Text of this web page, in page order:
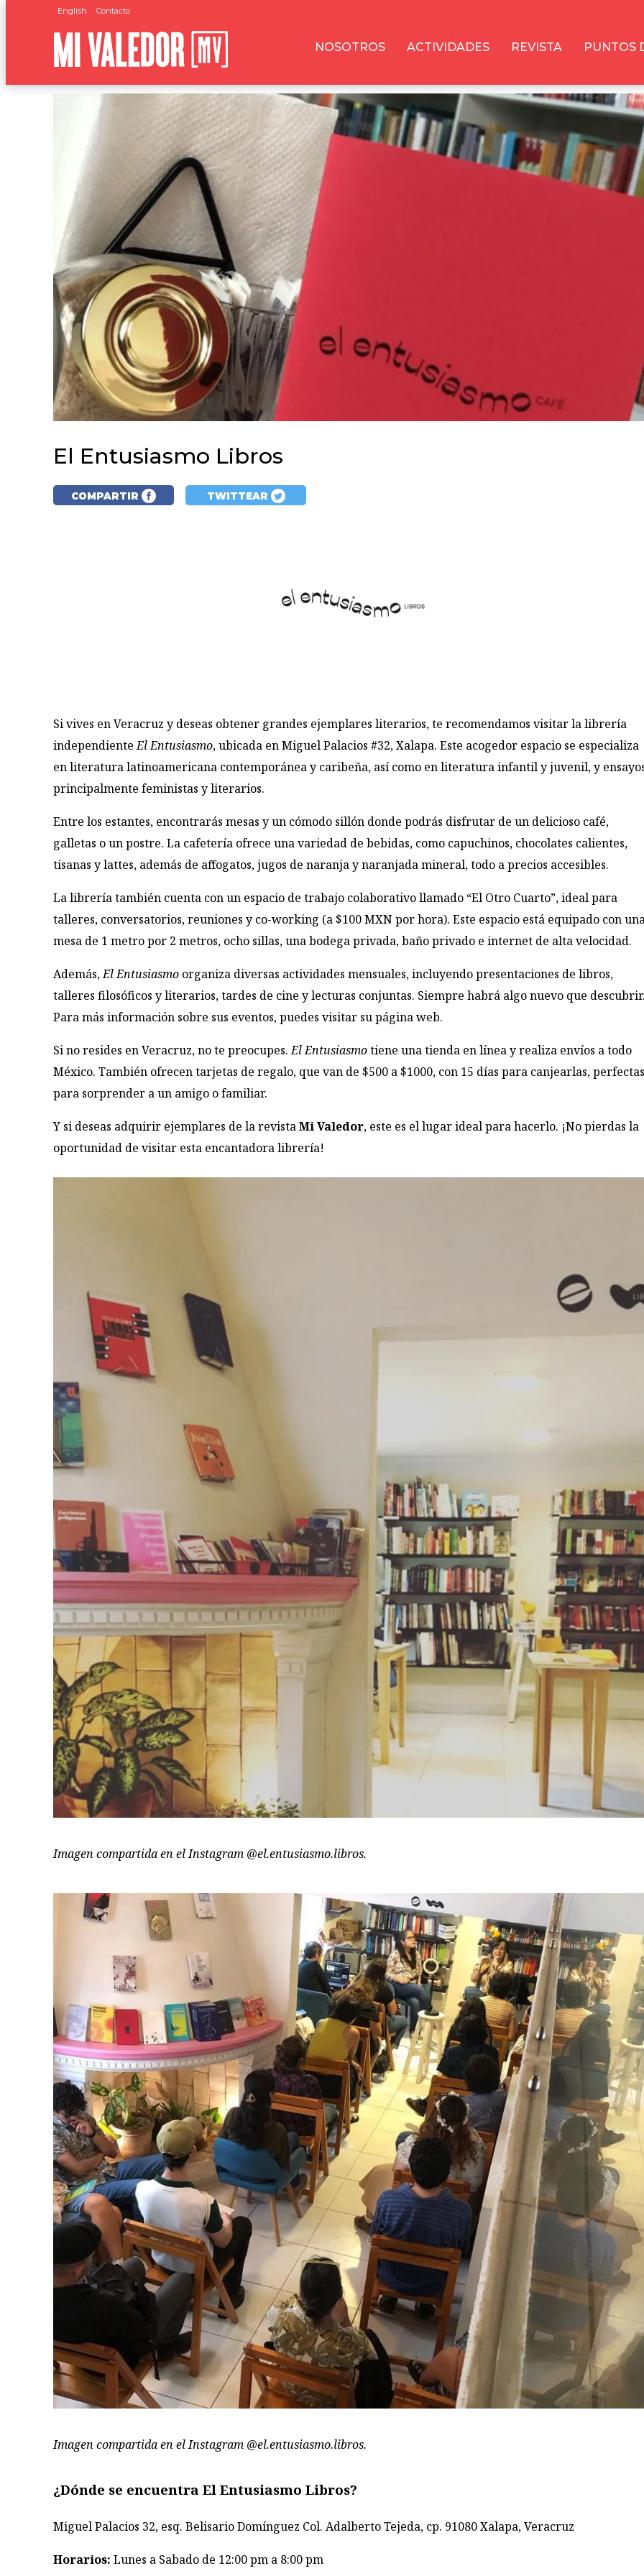
English Contacto
NOSOTROS ACTIVIDADES REVISTA PUNTOS
El Entusiasmo Libros
COMPARTIR TWITTEAR
Si vives en Veracruz y deseas obtener grandes ejemplares literarios, te recomendamos visitar la librería
independienteEl Entusiasmo, ubicada en Miguel Palacios #32, Xalapa. Este acogedor espacio se especializa
en literatura latinoamericana contemporánea y caribeña, así como en literatura infantil y juvenil, y
principalmente feministas y literarios.
Entre los estantes, encontrarás mesas y un cómodo sillón donde podrás disfrutar de un delicioso café,
galletas o un postre. La cafetería ofrece una variedad de bebidas, como capuchinos, chocolates calientes,
tisanas y lattes, además de affogatos, jugos de naranja y naranjada mineral, todo a precios accesibles.
La librería también cuenta con un espacio de trabajo colaborativo llamado “El Otro Cuarto”, ideal para
talleres, conversatorios, reuniones y co-working (a $100 MXN por hora). Este espacio está equipado con
mesa de 1 metro por 2 metros, ocho sillas, una bodega privada, baño privado e internet de alta velocidad.
Además,El Entusiasmo organiza diversas actividades mensuales, incluyendo presentaciones de libros,
talleres filosóficos y literarios, tardes de cine y lecturas conjuntas. Siempre habrá algo nuevo que
Para más información sobre sus eventos, puedes visitar su página web.
Si no resides en Veracruz, no te preocupes.El Entusiasmotiene una tienda en línea y realiza envíos a todo
México. También ofrecen tarjetas de regalo, que van de $500 a $1000, con 15 días para canjearlas,
para sorprender a un amigo o familiar.
Y si deseas adquirir ejemplares de la revistaMi Valedor, este es el lugar ideal para hacerlo. ¡No pierdas la
oportunidad de visitar esta encantadora librería!
Imagen compartida en el Instagram @el.entusiasmo.libros.
Imagen compartida en el Instagram @el.entusiasmo.libros.
¿Dónde se encuentra El Entusiasmo Libros?
Miguel Palacios 32, esq. Belisario Domínguez Col. Adalberto Tejeda, cp. 91080 Xalapa, Veracruz
Horarios: Lunes a Sabado de 12:00 pm a 8:00 pm